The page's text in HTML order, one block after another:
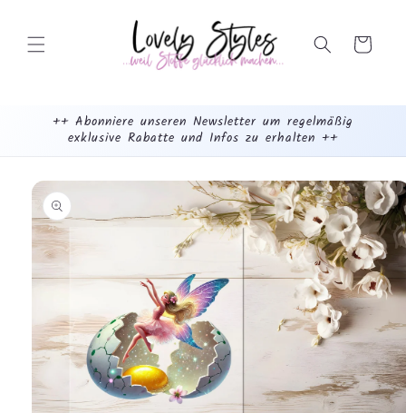
Inhalt Warenkorb
++ Abonniere unseren Newsletter um regelmäßig
exklusive Rabatte und Infos zu erhalten ++
mehr
dazu...